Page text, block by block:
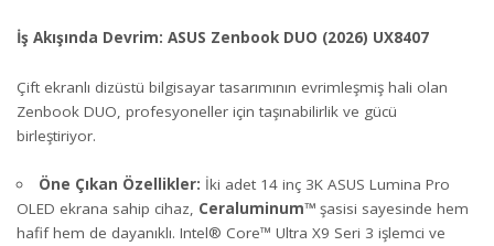
İş Akışında Devrim: ASUS Zenbook DUO (2026) UX8407
Çift ekranlı dizüstü bilgisayar tasarımının evrimleşmiş hali olan
Zenbook DUO, profesyoneller için taşınabilirlik ve gücü
birleştiriyor.
Öne Çıkan Özellikler: İki adet 14 inç 3K ASUS Lumina Pro
OLED ekrana sahip cihaz, Ceraluminum™ şasisi sayesinde hem
hafif hem de dayanıklı. Intel® Core™ Ultra X9 Seri 3 işlemci ve